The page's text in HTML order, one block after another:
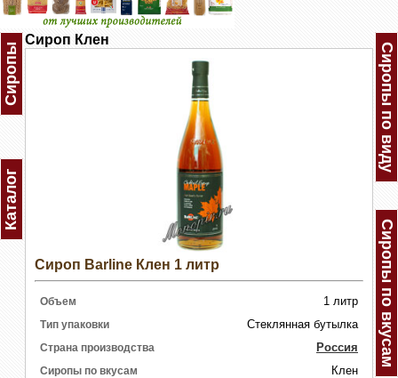
Сиропы
Каталог
Сироп Клен
Сироп Barline Клен 1 литр
Объем 1 литр
Тип упаковки Стеклянная бутылка
Страна производства Россия
Сиропы по вкусам Клен
Сиропы по виду
Сиропы по вкусам